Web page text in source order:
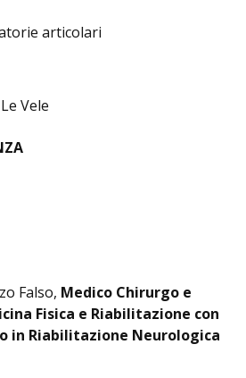
articolari
Vele
Falso, Medico Chirurgo e
Fisica e Riabilitazione con
in Riabilitazione Neurologica